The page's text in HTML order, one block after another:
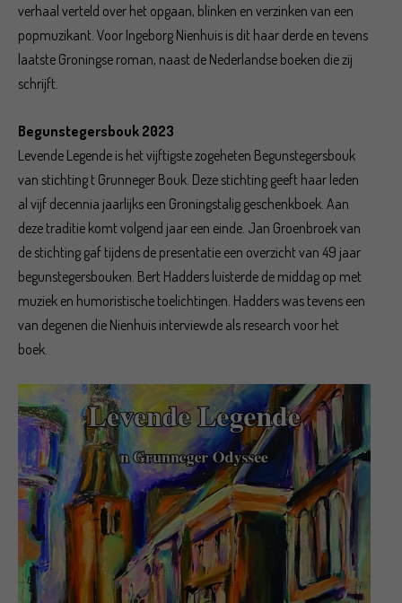
verhaal verteld over het opgaan, blinken en verzinken van een
popmuzikant. Voor Ingeborg Nienhuis is dit haar derde en tevens
laatste Groningse roman, naast de Nederlandse boeken die zij
schrijft.
Begunstegersbouk 2023
Levende Legende is het vijftigste zogeheten Begunstegersbouk
van stichting t Grunneger Bouk. Deze stichting geeft haar leden
al vijf decennia jaarlijks een Groningstalig geschenkboek. Aan
deze traditie komt volgend jaar een einde. Jan Groenbroek van
de stichting gaf tijdens de presentatie een overzicht van 49 jaar
begunstegersbouken. Bert Hadders luisterde de middag op met
muziek en humoristische toelichtingen. Hadders was tevens een
van degenen die Nienhuis interviewde als research voor het
boek.